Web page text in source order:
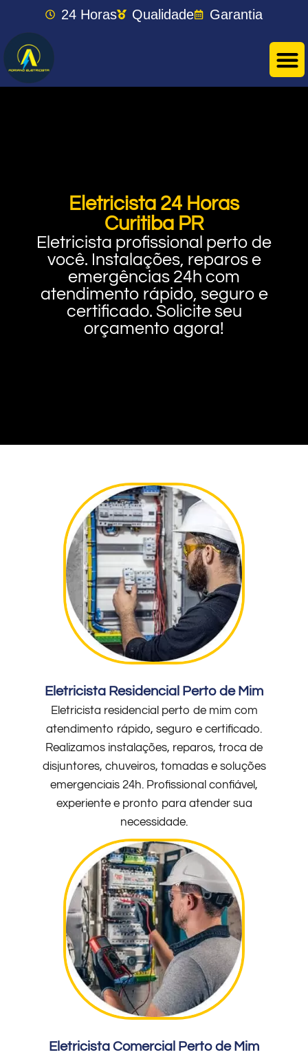
24 Horas Qualidade Garantia
Eletricista 24 Horas
Curitiba PR
Eletricista profissional perto de
você. Instalações, reparos e
emergências 24h com
atendimento rápido, seguro e
certificado. Solicite seu
orçamento agora!
Eletricista Residencial Perto de Mim
Eletricista residencial perto de mim com
atendimento rápido, seguro e certificado.
Realizamos instalações, reparos, troca de
disjuntores, chuveiros, tomadas e soluções
emergenciais 24h. Profissional confiável,
experiente e pronto para atender sua
necessidade.
Eletricista Comercial Perto de Mim